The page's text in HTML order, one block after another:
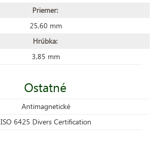
Priemer:
25,60 mm
Hrúbka:
3,85 mm
Ostatné
Antimagnetické
ISO 6425 Divers Certification